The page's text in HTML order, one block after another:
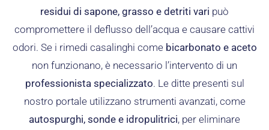
residui di sapone, grasso e detriti vari può
compromettere il deflusso dell’acqua e causare cattivi
odori. Se i rimedi casalinghi come bicarbonato e aceto
non funzionano, è necessario l’intervento di un
professionista specializzato. Le ditte presenti sul
nostro portale utilizzano strumenti avanzati, come
autospurghi, sonde e idropulitrici, per eliminare